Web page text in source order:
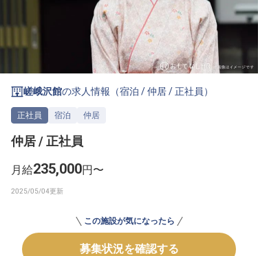
ご利用の流れ
よくある質問
ホテル・宿泊業界情報コラム
無料 転職サポートに申し込む
採用をお考えの企業様へ
嵯峨沢館の求人情報（宿泊 /仲居/正社員 ）
正社員 宿泊 仲居
仲居 / 正社員
月給235,000円〜
この施設が気になったら
募集状況を確認する